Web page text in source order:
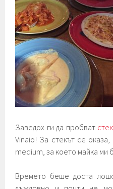
Заведох ги да пробват стек
Vinaio! За стекът се
medium, за което майка ми
Времето беше доста